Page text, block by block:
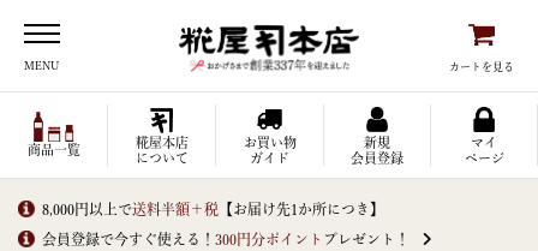
MENU カートを見る
商品一覧
糀屋本店
について
お買い物
ガイド
新規
会員登録
マイ
ページ
8,000円以上で送料半額＋税 【お届け先1か所につき】
会員登録で今すぐ使える！ 300円分ポイント プレゼント！